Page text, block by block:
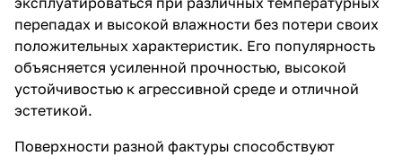
перепадах и высокой влажности без потери своих
положительных характеристик. Его популярность
объясняется усиленной прочностью, высокой
устойчивостью к агрессивной среде и отличной
эстетикой.
Поверхности разной фактуры способствуют